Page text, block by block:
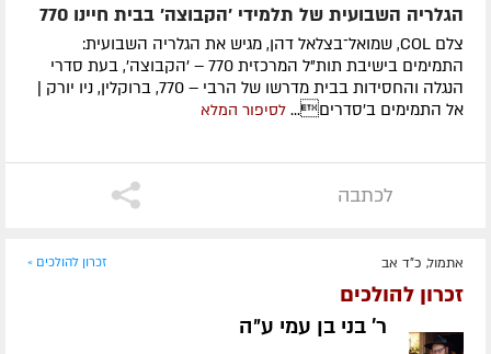
הגלריה השבועית של תלמידי 'הקבוצה' בבית חיינו 770
צלם COL, שמואל־בצלאל דהן, מגיש את הגלריה השבועית:
התמימים בישיבת תות"ל המרכזית 770 – 'הקבוצה', בעת סדרי
הנגלה והחסידות בבית מדרשו של הרבי – 770, ברוקלין, ניו יורק |
אל התמימים ב'סדרים... לסיפור המלא
לכתבה
אתמול, כ"ד אב זכרון להולכים »
זכרון להולכים
ר' בני בן עמי ע״ה